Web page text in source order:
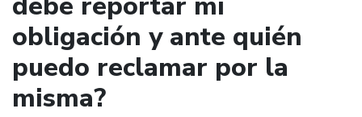
obligación y ante quién
puedo reclamar por la
misma?